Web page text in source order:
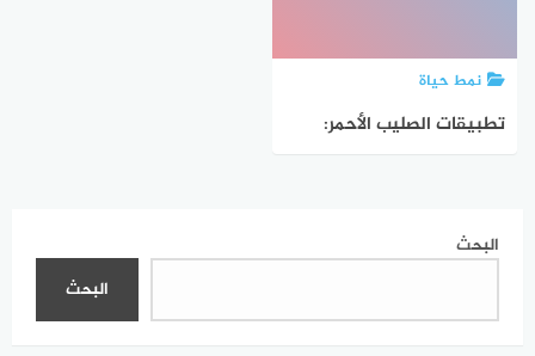
نمط حياة
تطبيقات الصليب الأحمر:
البحث
البحث